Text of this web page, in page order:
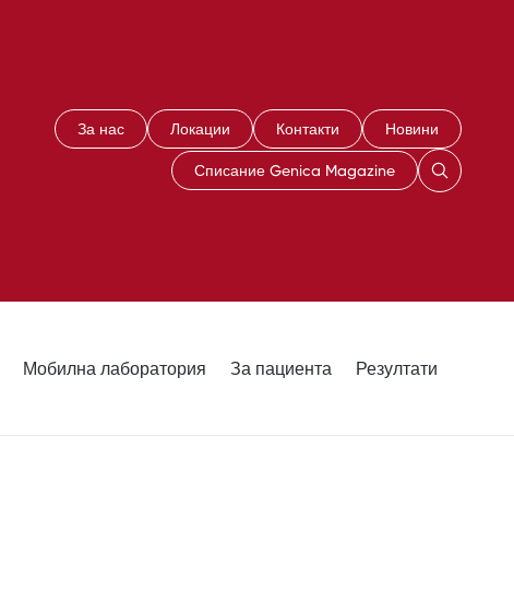
За нас Локации Контакти Новини
Списание Genica Magazine
Мобилна лаборатория За пациента Резултати